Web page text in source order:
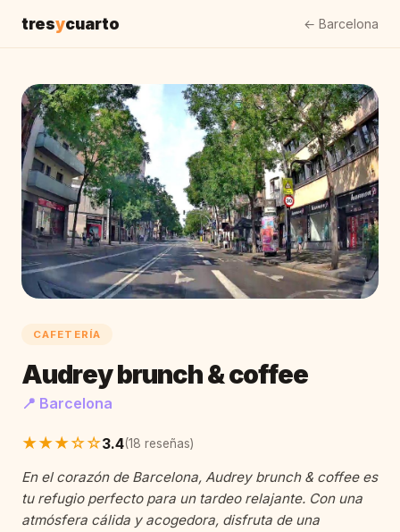
tresycuarto ← Barcelona
CAFETERÍA
Audrey brunch & coffee
📍 Barcelona
★★★☆☆3.4(18 reseñas)
En el corazón de Barcelona, Audrey brunch & coffee es
tu refugio perfecto para un tardeo relajante. Con una
atmósfera cálida y acogedora, disfruta de una